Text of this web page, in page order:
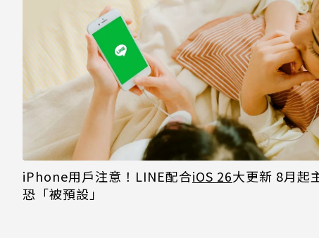
iPhone用戶注意！LINE配合iOS 26大更新 8月起
恐「被預設」